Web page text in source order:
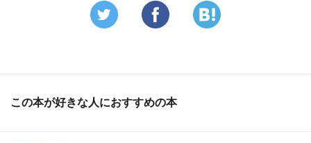
この本が好きな人におすすめの本